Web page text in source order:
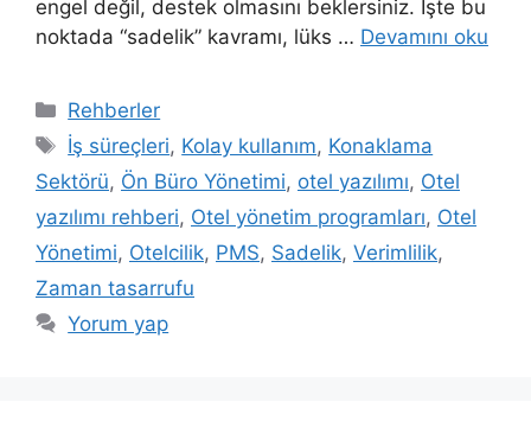
engel değil, destek olmasını beklersiniz. İşte bu
noktada “sadelik” kavramı, lüks … Devamını oku
Kategoriler
Rehberler
Etiketler
İş süreçleri, Kolay kullanım, Konaklama
Sektörü, Ön Büro Yönetimi, otel yazılımı, Otel
yazılımı rehberi, Otel yönetim programları, Otel
Yönetimi, Otelcilik, PMS, Sadelik, Verimlilik,
Zaman tasarrufu
Yorum yap